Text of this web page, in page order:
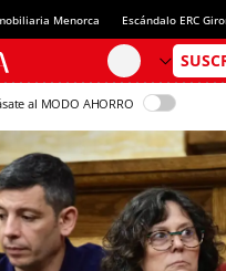
Menorca Escándalo ERC
al MODO AHORRO